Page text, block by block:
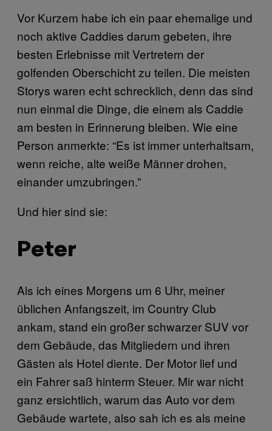
Vor Kurzem habe ich ein paar ehemalige und
noch aktive Caddies darum gebeten, ihre
besten Erlebnisse mit Vertretern der
golfenden Oberschicht zu teilen. Die meisten
Storys waren echt schrecklich, denn das sind
nun einmal die Dinge, die einem als Caddie
am besten in Erinnerung bleiben. Wie eine
Person anmerkte: “Es ist immer unterhaltsam,
wenn reiche, alte weiße Männer drohen,
einander umzubringen.”
Und hier sind sie:
Peter
Als ich eines Morgens um 6 Uhr, meiner
üblichen Anfangszeit, im Country Club
ankam, stand ein großer schwarzer SUV vor
dem Gebäude, das Mitgliedern und ihren
Gästen als Hotel diente. Der Motor lief und
ein Fahrer saß hinterm Steuer. Mir war nicht
ganz ersichtlich, warum das Auto vor dem
Gebäude wartete, also sah ich es als meine